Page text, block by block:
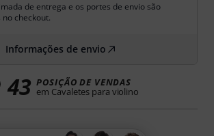
de entrega e os portes de envio são
no checkout.
Informações de envio
43 POSIÇÃO DE VENDAS
em Cavaletes para violino